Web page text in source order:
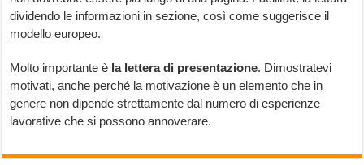
dividendo le informazioni in sezione, così come suggerisce il
modello europeo.
Molto importante è la lettera di presentazione. Dimostratevi
motivati, anche perché la motivazione è un elemento che in
genere non dipende strettamente dal numero di esperienze
lavorative che si possono annoverare.